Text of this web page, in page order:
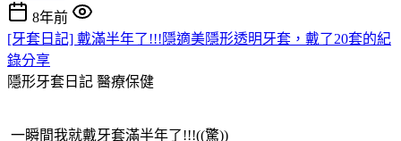
8年前
[牙套日記] 戴滿半年了!!!隱適美隱形透明牙套，戴了20套的紀
錄分享
隱形牙套日記 醫療保健
一瞬間我就戴牙套滿半年了!!!((驚))